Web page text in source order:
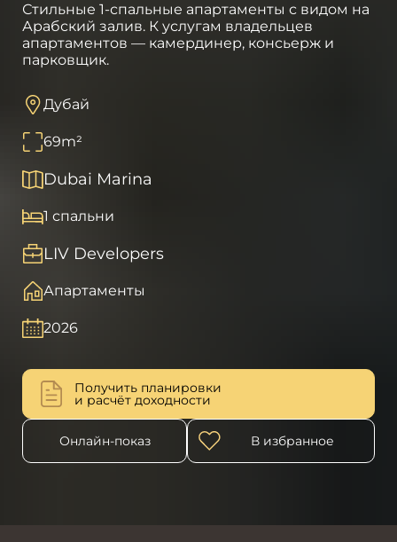
Стильные 1-спальные апартаменты с видом на
Арабский залив. К услугам владельцев
апартаментов — камердинер, консьерж и
парковщик.
Дубай
69m²
Dubai Marina
1 спальни
LIV Developers
Апартаменты
2026
Получить планировки
и расчёт доходности
Онлайн-показ В избранное